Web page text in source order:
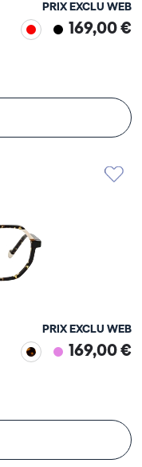
PRIX EXCLU WEB
169,00 €
PRIX EXCLU WEB
169,00 €